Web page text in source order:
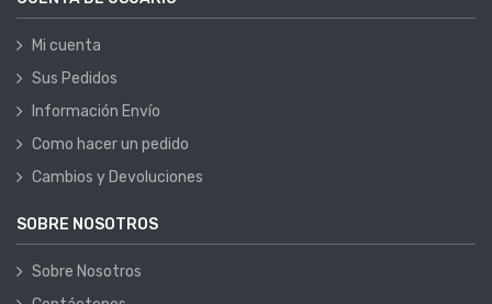
Mi cuenta
Sus Pedidos
Información Envío
Como hacer un pedido
Cambios y Devoluciones
SOBRE NOSOTROS
Sobre Nosotros